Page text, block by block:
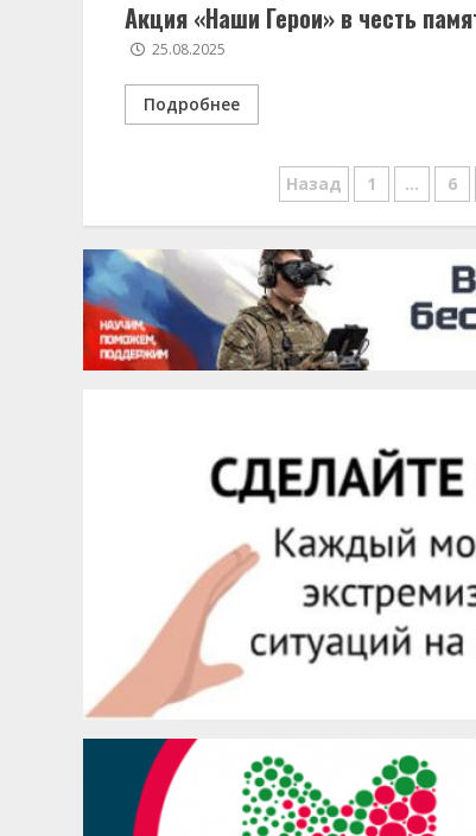
Акция «Наши Герои» в честь
25.08.2025
Подробнее
Навигация
по
записям
Назад 1 … 6